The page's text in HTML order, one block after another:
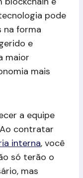
pode
na forma
e
maior
mais
a equipe
contratar
interna, você
só terão o
mas